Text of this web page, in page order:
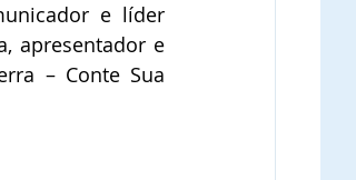
e líder
apresentador e
– Conte Sua